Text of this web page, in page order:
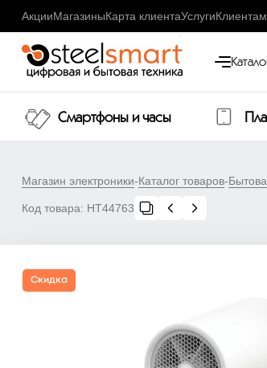
АкцииМагазиныКарта клиентаУслугиКлиентам
Смартфоны и часы
Магазин электроники-Каталог товаров-
Код товара: НТ44763
Скидка